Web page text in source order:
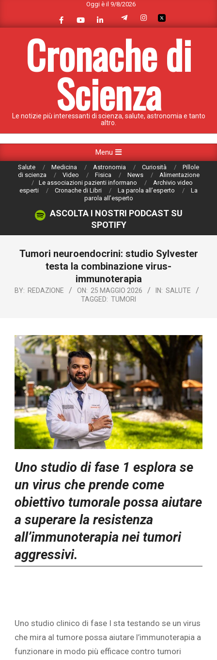
content
Oggi è il 9/8/2026
Cronache di
Scienza
Le notizie più interessanti di scienza, salute, astronomia e tanto
altro.
Navigation
Menu
Salute Medicina Astronomia Curiosità
Pillole
di scienza
Video Fisica News
Alimentazione
Le associazioni pazienti informano
Archivio video
esperti
Cronache di Libri La parola all’esperto
La
parola all’esperto
ASCOLTA I NOSTRI PODCAST SU
SPOTIFY
Tumori neuroendocrini: studio Sylvester
testa la combinazione virus-
immunoterapia
BY: REDAZIONE ON: 25 MAGGIO 2026 IN: SALUTE
TAGGED: TUMORI
Uno studio di fase 1 esplora se
un virus che prende come
obiettivo tumorale possa aiutare
a superare la resistenza
all’immunoterapia nei tumori
aggressivi.
Uno studio clinico di fase I sta testando se un virus
che mira al tumore possa aiutare l’immunoterapia a
funzionare in modo più efficace contro tumori